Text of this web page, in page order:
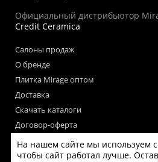
Официальный дистрибьютор
Credit Ceramica
Салоны продаж
О бренде
Плитка Mirage оптом
Доставка
Скачать каталоги
Договор-оферта
Пользовательское соглашение
Согласие на обработку
На нашем сайте мы используем
чтобы сайт работал лучше.